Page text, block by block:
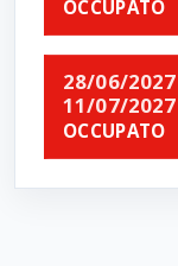
OCCUPATO
28/06/2027
11/07/2027
OCCUPATO